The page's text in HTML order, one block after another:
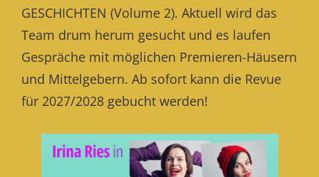
GESCHICHTEN (Volume 2). Aktuell wird das
Team drum herum gesucht und es laufen
Gespräche mit möglichen Premieren-Häusern
und Mittelgebern. Ab sofort kann die Revue
für 2027/2028 gebucht werden!